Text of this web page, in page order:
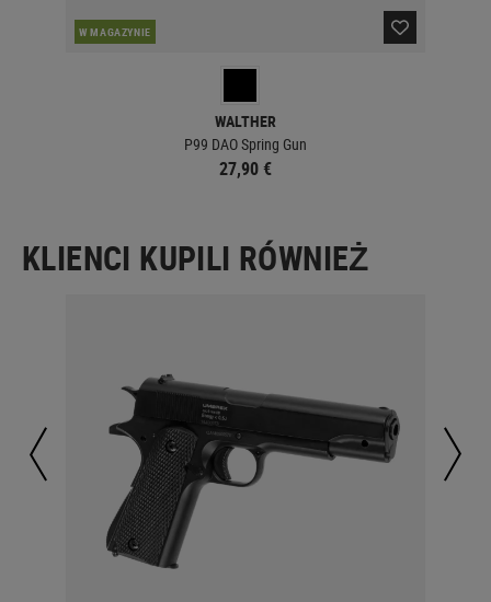
W MAGAZYNIE
WALTHER
P99 DAO Spring Gun
27,90 €
KLIENCI KUPILI RÓWNIEŻ